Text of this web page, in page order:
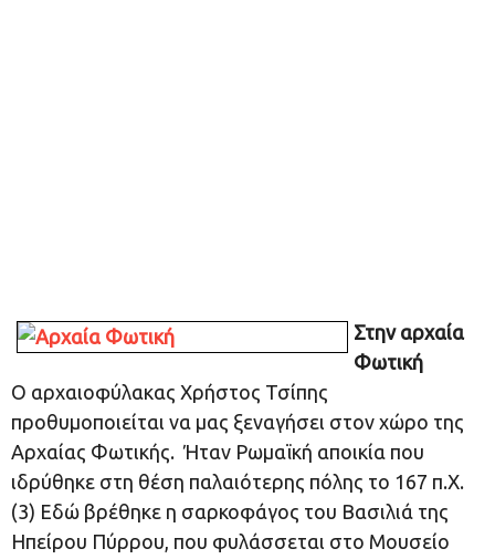
Στην αρχαία
Φωτική
Ο αρχαιοφύλακας Χρήστος Τσίπης
προθυμοποιείται να μας ξεναγήσει στον χώρο της
Αρχαίας Φωτικής. Ήταν Ρωμαϊκή αποικία που
ιδρύθηκε στη θέση παλαιότερης πόλης το 167 π.Χ.
(3) Εδώ βρέθηκε η σαρκοφάγος του Βασιλιά της
Ηπείρου Πύρρου, που φυλάσσεται στο Μουσείο